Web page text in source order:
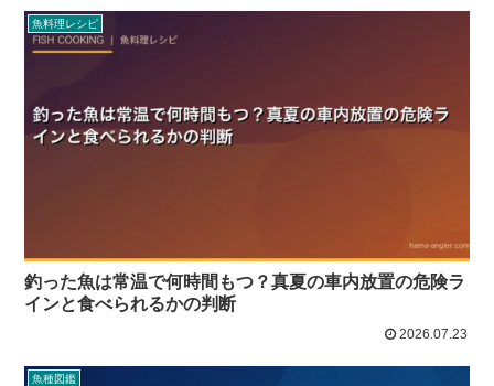
魚料理レシピ
釣った魚は常温で何時間もつ？真夏の車内放置の危険ラ
インと食べられるかの判断
2026.07.23
魚種図鑑